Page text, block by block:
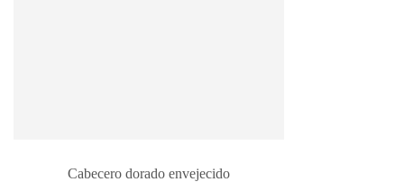
Cabecero dorado envejecido